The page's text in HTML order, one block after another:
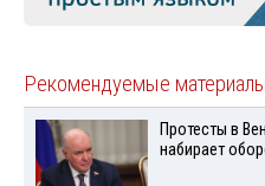
Рекомендуемые материалы
Протесты в
набирает